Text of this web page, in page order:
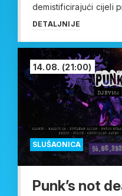
demistificirajući cijeli
DETALJNIJE
SLUŠAONICA
14.08. (21:00)
Punk’s not